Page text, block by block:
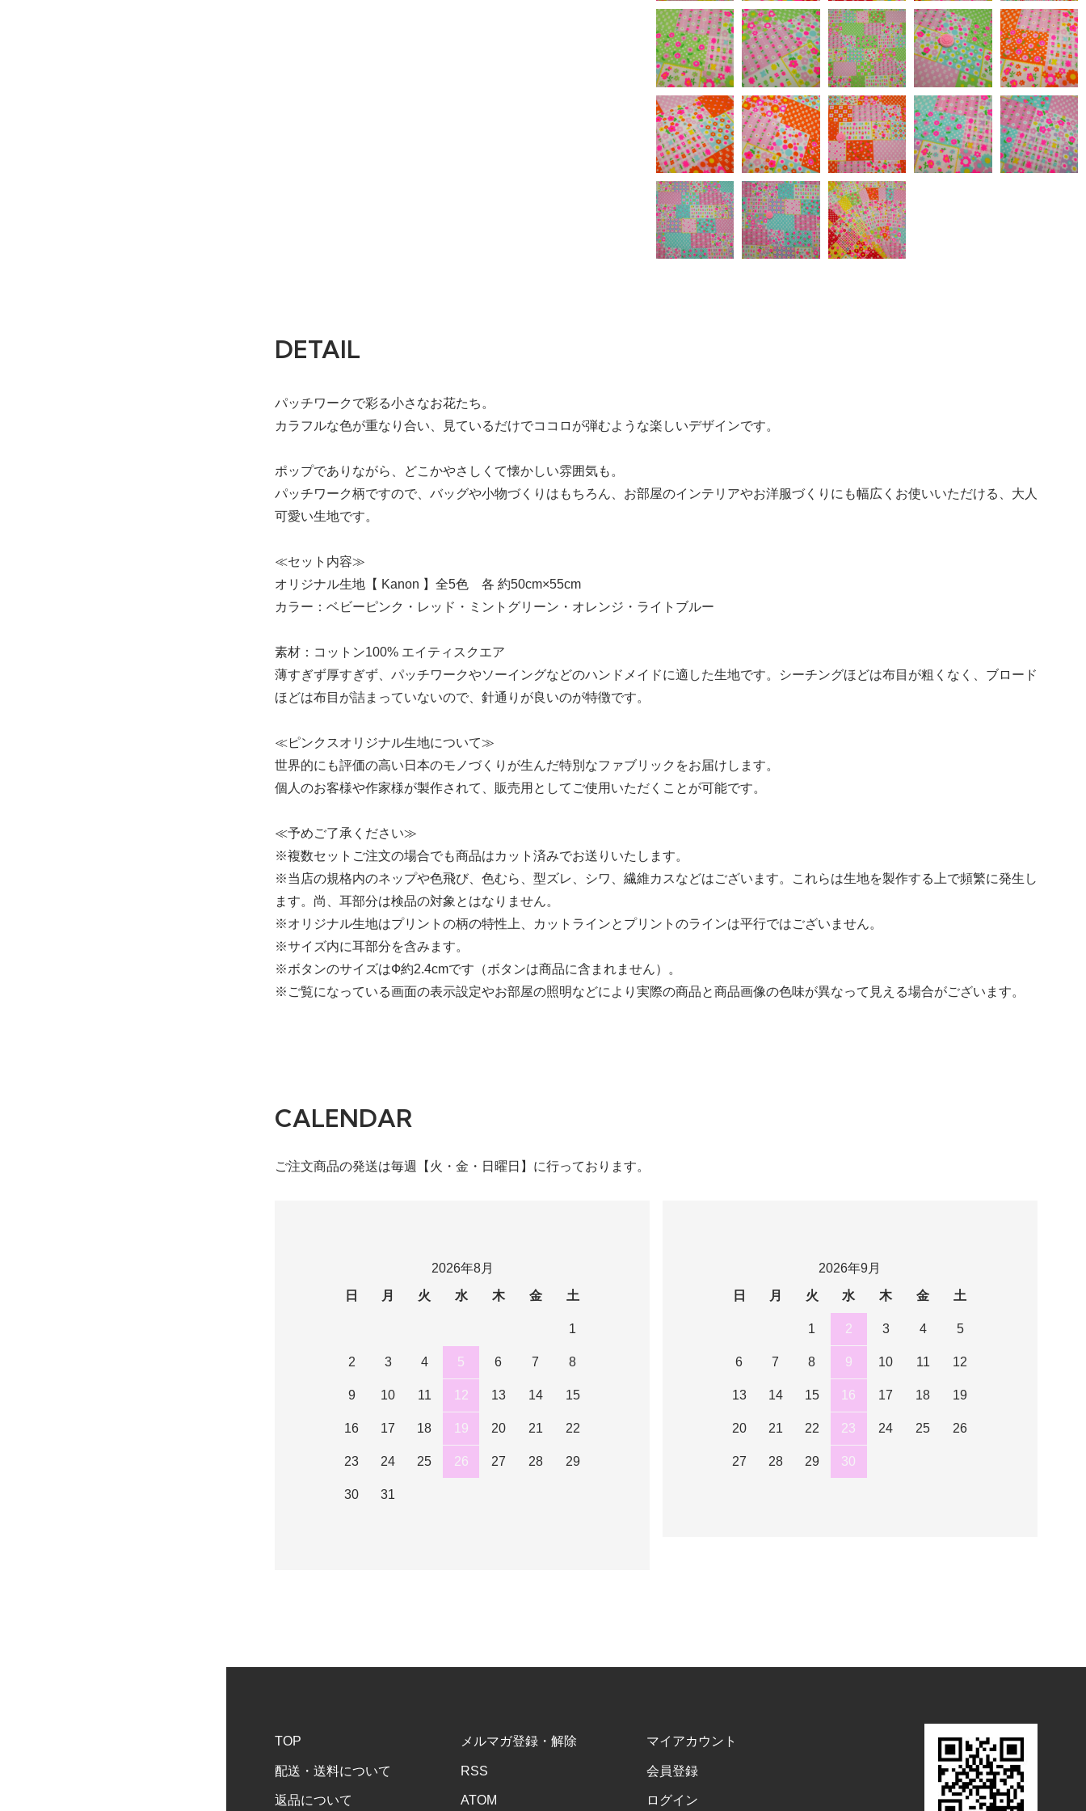
DETAIL
パッチワークで彩る小さなお花たち。
カラフルな色が重なり合い、見ているだけでココロが弾むような楽しいデザインです。
ポップでありながら、どこかやさしくて懐かしい雰囲気も。
パッチワーク柄ですので、バッグや小物づくりはもちろん、お部屋のインテリアやお洋服づくりにも幅広くお使いいただける、大人
可愛い生地です。
≪セット内容≫
オリジナル生地【 Kanon 】全5色 各 約50cm×55cm
カラー：ベビーピンク・レッド・ミントグリーン・オレンジ・ライトブルー
素材：コットン100% エイティスクエア
薄すぎず厚すぎず、パッチワークやソーイングなどのハンドメイドに適した生地です。シーチングほどは布目が粗くなく、ブロード
ほどは布目が詰まっていないので、針通りが良いのが特徴です。
≪ピンクスオリジナル生地について≫
世界的にも評価の高い日本のモノづくりが生んだ特別なファブリックをお届けします。
個人のお客様や作家様が製作されて、販売用としてご使用いただくことが可能です。
≪予めご了承ください≫
※複数セットご注文の場合でも商品はカット済みでお送りいたします。
※当店の規格内のネップや色飛び、色むら、型ズレ、シワ、繊維カスなどはございます。これらは生地を製作する上で頻繁に発生し
ます。尚、耳部分は検品の対象とはなりません。
※オリジナル生地はプリントの柄の特性上、カットラインとプリントのラインは平行ではございません。
※サイズ内に耳部分を含みます。
※ボタンのサイズはФ約2.4cmです（ボタンは商品に含まれません）。
※ご覧になっている画面の表示設定やお部屋の照明などにより実際の商品と商品画像の色味が異なって見える場合がございます。
CALENDAR
ご注文商品の発送は毎週【火・金・日曜日】に行っております。
2026年8月
日
月 火 水 木 金 土
1
2 3 4 5 6 7 8
9 10 11 12 13 14 15
16 17 18 19 20 21 22
23 24 25 26 27 28 29
30 31
2026年9月
日
月 火 水 木 金 土
1 2 3 4 5
6 7 8 9 10 11 12
13 14 15 16 17 18 19
20 21 22 23 24 25 26
27 28 29 30
TOP
配送・送料について
返品について
メルマガ登録・解除
RSS
ATOM
マイアカウント
会員登録
ログイン